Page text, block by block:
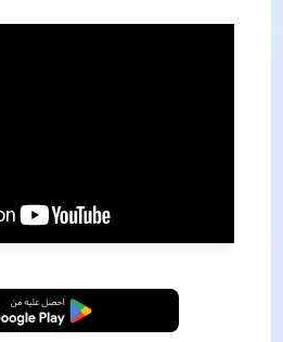
تنزيل مجاني